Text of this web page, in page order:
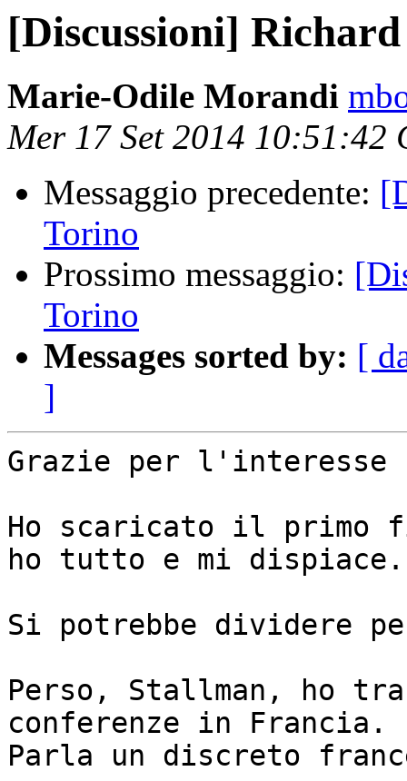
[Discussioni]
Marie-Odile Morandi
Mer 17 Set 2014 10:51:42
Messaggio precedente:
Torino
Prossimo messaggio:
Torino
Messages sorted by: [
]
Grazie per l'interesse
Ho scaricato il primo
ho tutto e mi dispiace.
Si potrebbe dividere
Perso, Stallman, ho
conferenze in Francia.
Parla un discreto